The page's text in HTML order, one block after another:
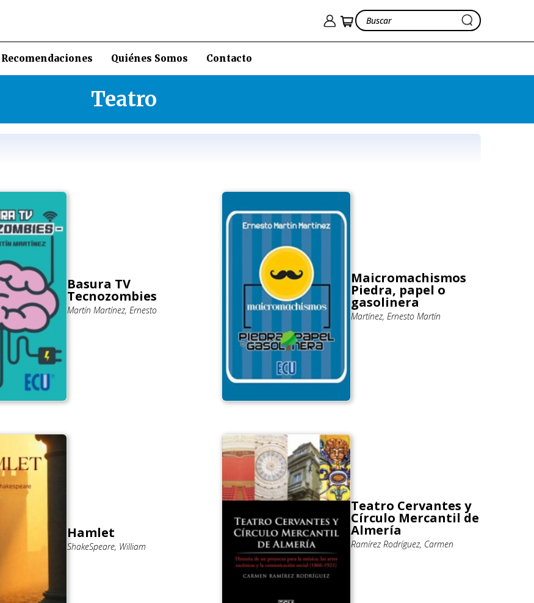
Recomendaciones Quiénes Somos Contacto
Teatro
Basura TV
Tecnozombies
Martín Martínez, Ernesto
Maicromachismos
Piedra, papel o
gasolinera
Martínez, Ernesto Martín
Hamlet
ShakeSpeare, William
Teatro Cervantes y
Círculo Mercantil de
Almería
Ramírez Rodríguez, Carmen